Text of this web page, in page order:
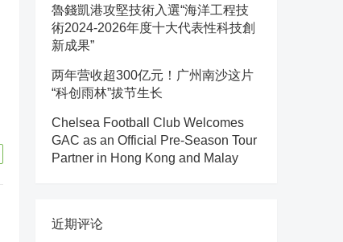
魯錢凱港攻堅技術入選“海洋工程技
術2024-2026年度十大代表性科技創
新成果”
两年营收超300亿元！广州南沙这片
“科创雨林”拔节生长
Chelsea Football Club Welcomes
GAC as an Official Pre-Season Tour
Partner in Hong Kong and Malay
近期评论